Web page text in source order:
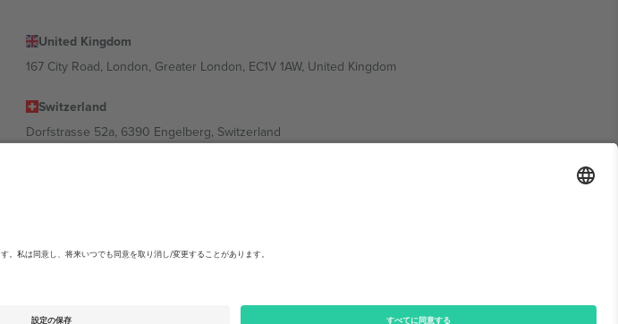
United Kingdom
167 City Road, London, Greater London, EC1V 1AW, United Kingdom
Switzerland
Dorfstrasse 52a, 6390 Engelberg, Switzerland